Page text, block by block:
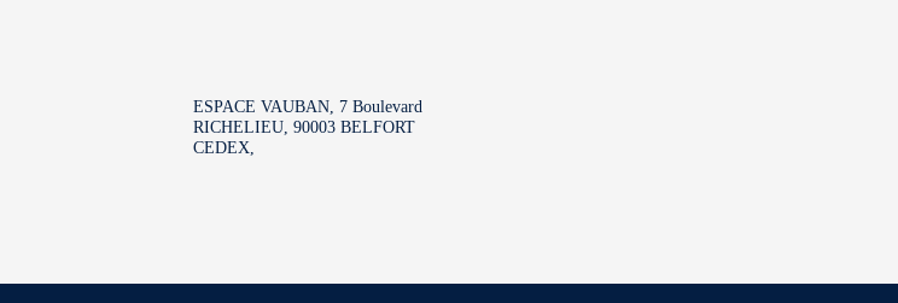
ESPACE VAUBAN, 7 Boulevard
RICHELIEU, 90003 BELFORT
CEDEX,